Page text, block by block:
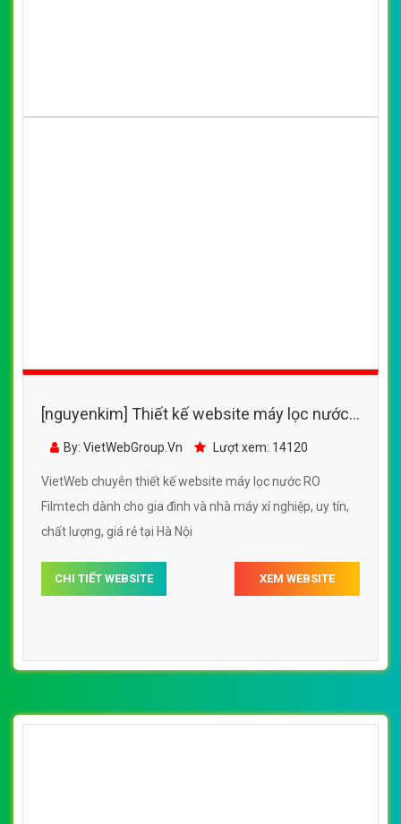
[nguyenkim] Thiết kế website máy lọc nước
RO Filmtech dành cho gia đình và nhà máy xí
By: VietWebGroup.Vn Lượt xem: 14120
VietWeb chuyên thiết kế website máy lọc nước RO
Filmtech dành cho gia đình và nhà máy xí nghiệp, uy tín,
chất lượng, giá rẻ tại Hà Nội
CHI TIẾT WEBSITE XEM WEBSITE